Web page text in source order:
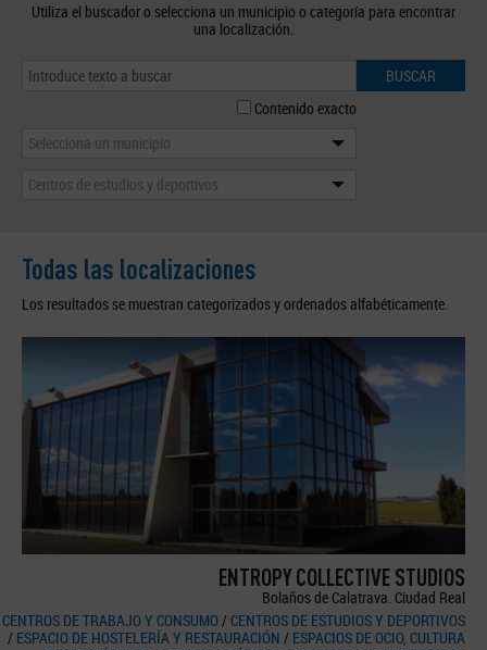
Utiliza el buscador o selecciona un municipio o categoría para encontrar
una localización.
BUSCAR
Contenido exacto
Selecciona un municipio
Centros de estudios y deportivos
Todas las localizaciones
Los resultados se muestran categorizados y ordenados alfabéticamente.
ENTROPY COLLECTIVE STUDIOS
Bolaños de Calatrava. Ciudad Real
CENTROS DE TRABAJO Y CONSUMO / CENTROS DE ESTUDIOS Y DEPORTIVOS
/ ESPACIO DE HOSTELERÍA Y RESTAURACIÓN / ESPACIOS DE OCIO, CULTURA